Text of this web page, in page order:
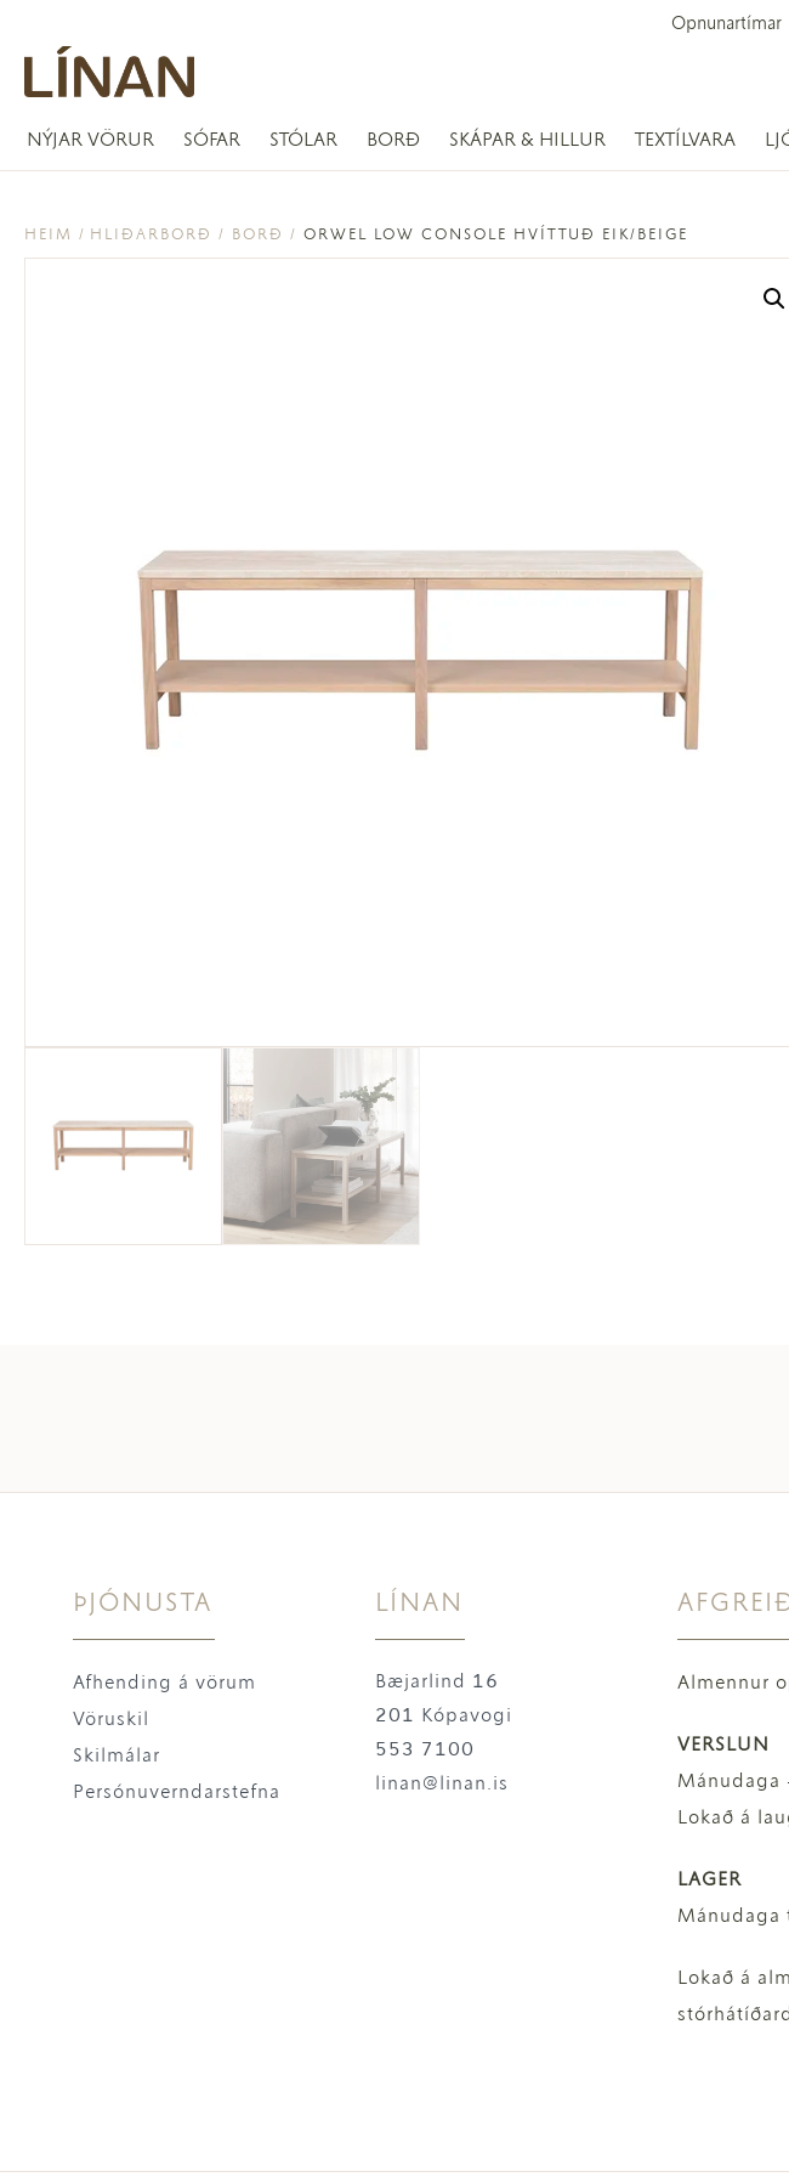
Opnunartímar
NÝJAR VÖRUR SÓFAR STÓLAR BORÐ SKÁPAR & HILLUR TEXTÍLVARA
HEIM HLIÐARBORÐ BORÐ ORWEL LOW CONSOLE HVÍTTUÐ EIK/BEIGE
ÞJÓNUSTA
Afhending á vörum
Vöruskil
Skilmálar
Persónuverndarstefna
LÍNAN
Bæjarlind 16
201 Kópavogi
553 7100
linan@linan.is
Almennur
VERSLUN
Mánudaga
Lokað á
LAGER
Lokað á